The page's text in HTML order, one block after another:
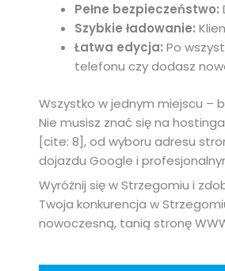
Pełne bezpieczeństwo:
Szybkie ładowanie:
Łatwa edycja: Po
telefonu czy dodasz
Wszystko w jednym miejscu –
Nie musisz znać się na
[cite: 8], od wyboru adresu
dojazdu Google i
Wyróżnij się w Strzegomiu i
Twoja konkurencja w
nowoczesną, tanią stronę